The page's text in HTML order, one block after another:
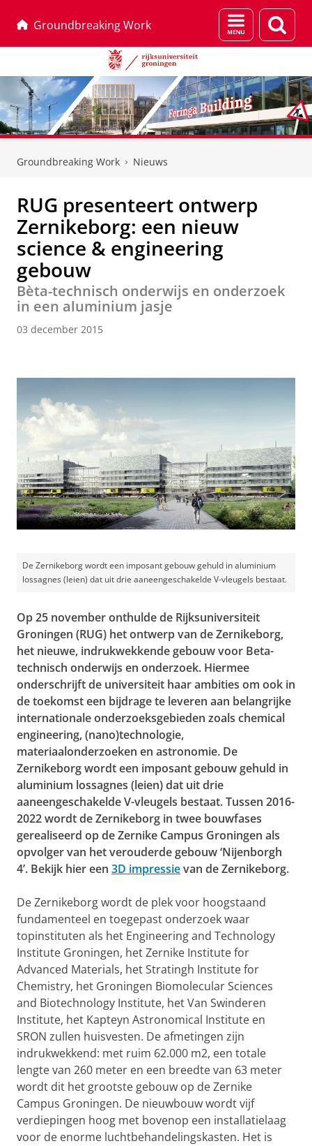
Groundbreaking Work
Menu
en
Groundbreaking Work Nieuws
RUG presenteert ontwerp
Zernikeborg: een nieuw
science & engineering
gebouw
Bèta-technisch onderwijs en onderzoek
in een aluminium jasje
03 december 2015
De Zernikeborg wordt een imposant gebouw gehuld in aluminium
lossagnes (leien) dat uit drie aaneengeschakelde V-vleugels bestaat.
Op 25 november onthulde de Rijksuniversiteit
Groningen (RUG) het ontwerp van de Zernikeborg,
het nieuwe, indrukwekkende gebouw voor Beta-
technisch onderwijs en onderzoek. Hiermee
onderschrijft de universiteit haar ambities om ook in
de toekomst een bijdrage te leveren aan belangrijke
internationale onderzoeksgebieden zoals chemical
engineering, (nano)technologie,
materiaalonderzoeken en astronomie. De
Zernikeborg wordt een imposant gebouw gehuld in
aluminium lossagnes (leien) dat uit drie
aaneengeschakelde V-vleugels bestaat. Tussen 2016-
2022 wordt de Zernikeborg in twee bouwfases
gerealiseerd op de Zernike Campus Groningen als
opvolger van het verouderde gebouw ‘Nijenborgh
4’. Bekijk hier een 3D impressievan de Zernikeborg.
De Zernikeborg wordt de plek voor hoogstaand
fundamenteel en toegepast onderzoek waar
topinstituten als het Engineering and Technology
Institute Groningen, het Zernike Institute for
Advanced Materials, het Stratingh Institute for
Chemistry, het Groningen Biomolecular Sciences
and Biotechnology Institute, het Van Swinderen
Institute, het Kapteyn Astronomical Institute en
SRON zullen huisvesten. De afmetingen zijn
indrukwekkend: met ruim 62.000 m2, een totale
lengte van 260 meter en een breedte van 63 meter
wordt dit het grootste gebouw op de Zernike
Campus Groningen. De nieuwbouw wordt vijf
verdiepingen hoog met bovenop een installatielaag
voor de enorme luchtbehandelingskasten. Het is